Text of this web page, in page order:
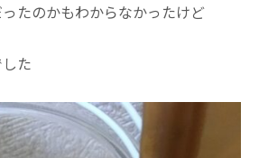
たのかもわからなかったけど
た